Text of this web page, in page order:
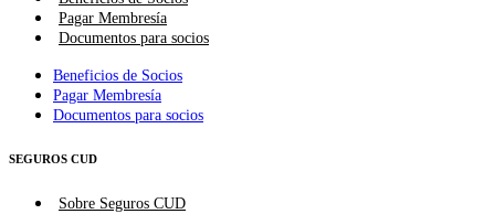
Pagar Membresía
Documentos para socios
Beneficios de Socios
Pagar Membresía
Documentos para socios
SEGUROS CUD
Sobre Seguros CUD